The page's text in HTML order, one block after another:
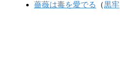
薔薇は毒を愛でる （黒牢